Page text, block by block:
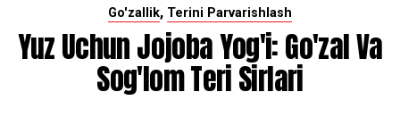
Go'zallik, Terini Parvarishlash
Yuz Uchun Jojoba Yog'i: Go'zal Va
Sog'lom Teri Sirlari